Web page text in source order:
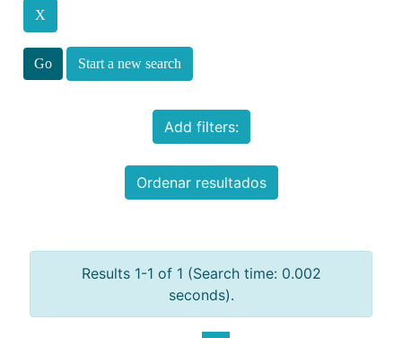
Start a new search
Add filters:
Ordenar resultados
Results 1-1 of 1 (Search time: 0.002
seconds).